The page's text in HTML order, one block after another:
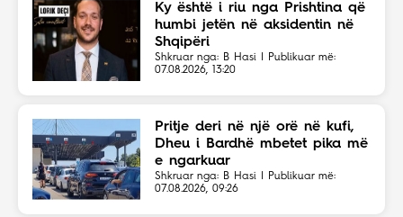
Ky është i riu nga Prishtina që
humbi jetën në aksidentin në
Shqipëri
Shkruar nga: B Hasi | Publikuar më:
07.08.2026, 13:20
Pritje deri në një orë në kufi,
Dheu i Bardhë mbetet pika më
e ngarkuar
Shkruar nga: B Hasi | Publikuar më:
07.08.2026, 09:26